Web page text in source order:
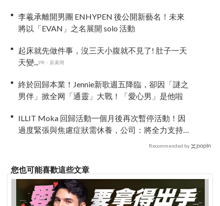
李羲承離開男團 ENHYPEN 後公開新藝名！未來
將以「EVAN」之名展開 solo 活動
起床就先做件事，沒三天小腹就不見了! 肚子一天
天變...PR・新素簡
終於回歸本業！Jennie新歌週五降臨，卻因「謎之
男伴」掀全网「通靈」大戰！「愛心男」是他啦
ILLIT Moka 回歸活動一個月後再次暫停活動！因
過度緊張與焦慮症狀需休養，公司：將全力支持
Recommended by
您也可能喜歡這些文章